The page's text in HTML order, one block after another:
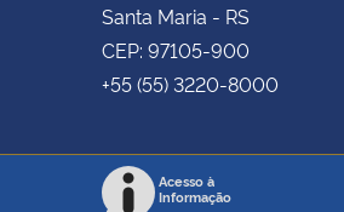
Santa Maria - RS
CEP: 97105-900
+55 (55) 3220-8000
Acesso à
Informação